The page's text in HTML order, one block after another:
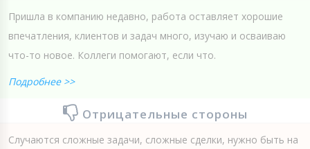
Пришла в компанию недавно, работа оставляет хорошие
впечатления, клиентов и задач много, изучаю и осваиваю
что-то новое. Коллеги помогают, если что.
Подробнее >>
Отрицательные стороны
Случаются сложные задачи, сложные сделки, нужно быть на